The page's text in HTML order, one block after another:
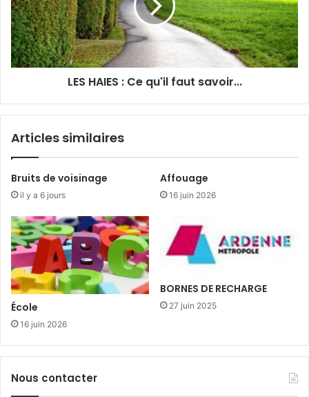
qu'il
faut
savoir...
LES HAIES : Ce qu'il faut savoir...
Articles similaires
Bruits de voisinage
il y a 6 jours
Affouage
16 juin 2026
École
16 juin 2026
BORNES DE RECHARGE
27 juin 2025
Nous contacter